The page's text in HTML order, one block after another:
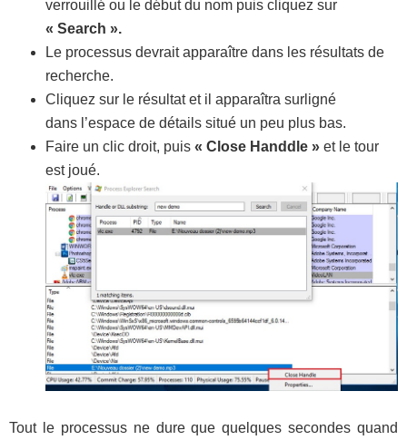
verrouillé ou le début du nom puis cliquez sur
« Search ».
Le processus devrait apparaître dans les résultats de
recherche.
Cliquez sur le résultat et il apparaîtra surligné
dans l’espace de détails situé un peu plus bas.
Faire un clic droit, puis « Close Handdle » et le tour
est joué.
Tout le processus ne dure que quelques secondes quand